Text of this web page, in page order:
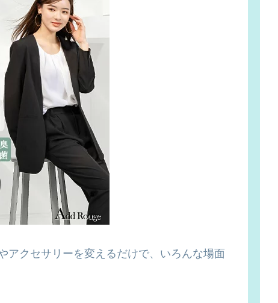
アクセサリーを変えるだけで、いろんな場面